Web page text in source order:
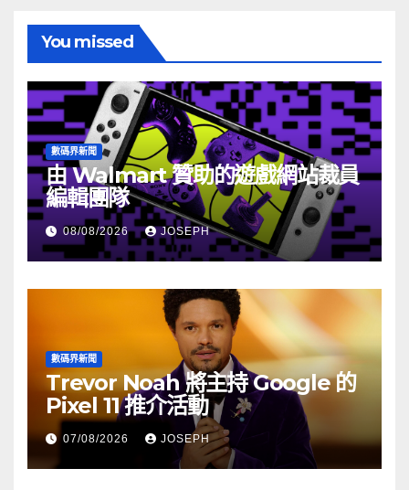
You missed
數碼界新聞
由 Walmart 贊助的遊戲網站裁員
編輯團隊
08/08/2026 JOSEPH
數碼界新聞
Trevor Noah 將主持 Google 的
Pixel 11 推介活動
07/08/2026 JOSEPH